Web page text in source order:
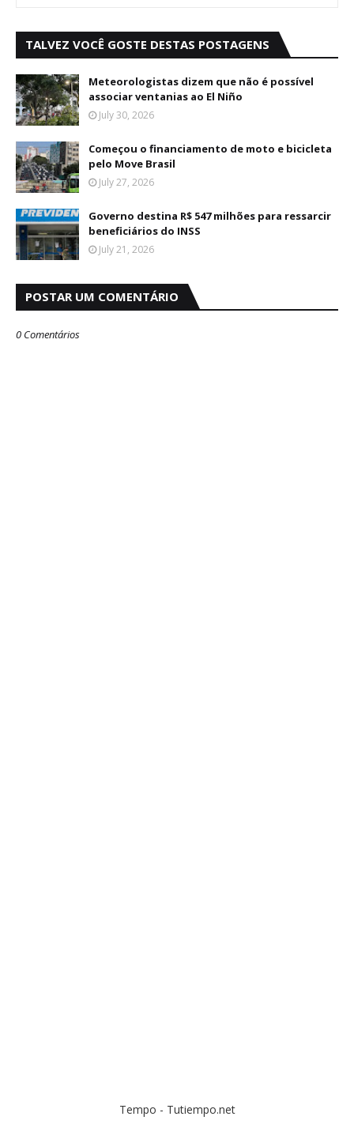
TALVEZ VOCÊ GOSTE DESTAS POSTAGENS
Meteorologistas dizem que não é possível
associar ventanias ao El Niño
July 30, 2026
Começou o financiamento de moto e bicicleta
pelo Move Brasil
July 27, 2026
Governo destina R$ 547 milhões para ressarcir
beneficiários do INSS
July 21, 2026
POSTAR UM COMENTÁRIO
0 Comentários
Tempo - Tutiempo.net